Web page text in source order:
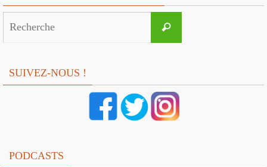
Recherche
SUIVEZ-NOUS !
PODCASTS